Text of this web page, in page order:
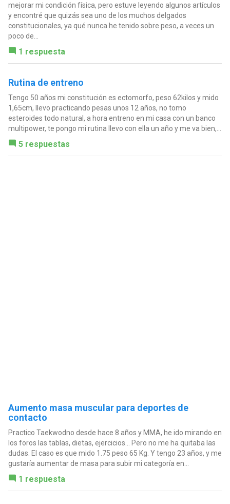
mejorar mi condición física, pero estuve leyendo algunos artículos
y encontré que quizás sea uno de los muchos delgados
constitucionales, ya qué nunca he tenido sobre peso, a veces un
poco de...
1 respuesta
Rutina de entreno
Tengo 50 años mi constitución es ectomorfo, peso 62kilos y mido
1,65cm, llevo practicando pesas unos 12 años, no tomo
esteroides todo natural, a hora entreno en mi casa con un banco
multipower, te pongo mi rutina llevo con ella un año y me va bien,...
5 respuestas
Aumento masa muscular para deportes de
contacto
Practico Taekwodno desde hace 8 años y MMA, he ido mirando en
los foros las tablas, dietas, ejercicios... Pero no me ha quitaba las
dudas. El caso es que mido 1.75 peso 65 Kg. Y tengo 23 años, y me
gustaría aumentar de masa para subir mi categoría en...
1 respuesta